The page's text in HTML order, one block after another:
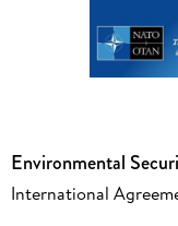
Environmental
International